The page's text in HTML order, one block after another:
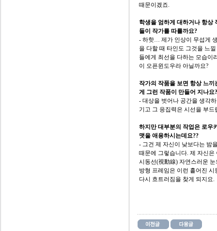
때문이겠죠.
학생을 엄하게 대하거나 항상
들이 작가를 따를까요?
- 하핫… 제가 인상이 무섭게
을 다할 때 타인도 그것을 느
들에게 최선을 다하는 모습이
이 오픈윈도우라 아닐까요?
작가의 작품을 보면 항상 느
게 그런 작품이 만들어 지나요?
- 대상을 벗어나 공간을 생각
기고 그 응집력은 시선을 부
하지만 대부분의 작업은 로우
맷을 애용하시는데요??
- 그건 제 자신이 낮보다는 밤
때문에 그렇습니다. 제 자신
시동선(視動線) 자연스러운
방형 프레임은 이런 흩어진
다시 흐트러짐을 찾게 되지요.